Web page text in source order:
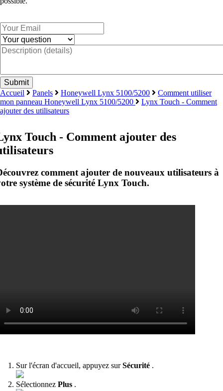
Accueil Panels Honeywell Lynx 5100/5200
Comment utiliser
mon panneau Honeywell Lynx 5100/5200
Lynx Touch - Comment
ajouter des utilisateurs
Touch - Comment ajouter des
comment ajouter de nouveaux utilisateurs à
système de sécurité Lynx Touch.
Sur l'écran d'accueil, appuyez surSécurité .
Sélectionnez Plus .